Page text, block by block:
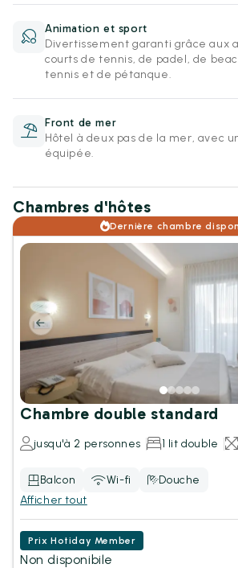
Animation et sport
Divertissement garanti grâce aux
courts de tennis, de padel, de
tennis et de pétanque.
Front de mer
Hôtel à deux pas de la mer, avec
équipée.
Chambres d'hôtes
Dernière chambre
Chambre double standard
jusqu'à 2 personnes 1 lit double
Balcon Wi-fi
Douche
Afficher tout
Prix Hotiday Member
Non disponibile